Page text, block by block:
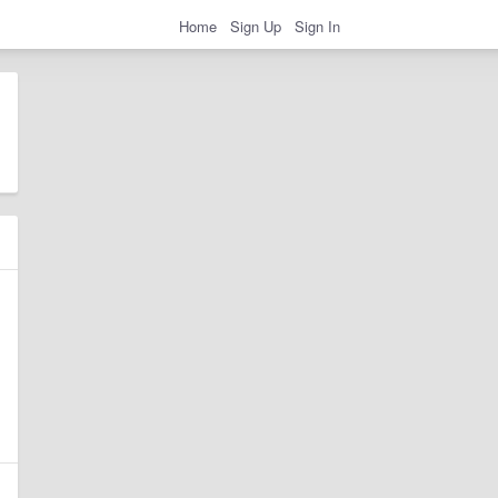
Home Sign Up Sign In